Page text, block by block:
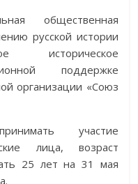
общественная
русской истории
историческое
поддержке
организации «Союз
участие
лица, возраст
25 лет на 31 мая